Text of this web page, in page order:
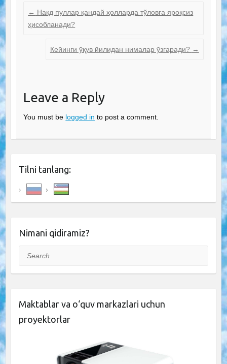
← Нақд пуллар қандай ҳолларда тўловга яроқсиз
ҳисобланади?
Кейинги ўқув йилидан нималар ўзгаради? →
Leave a Reply
You must be logged in to post a comment.
Tilni tanlang:
Nimani qidiramiz?
Search
Maktablar va o‘quv markazlari uchun
proyektorlar